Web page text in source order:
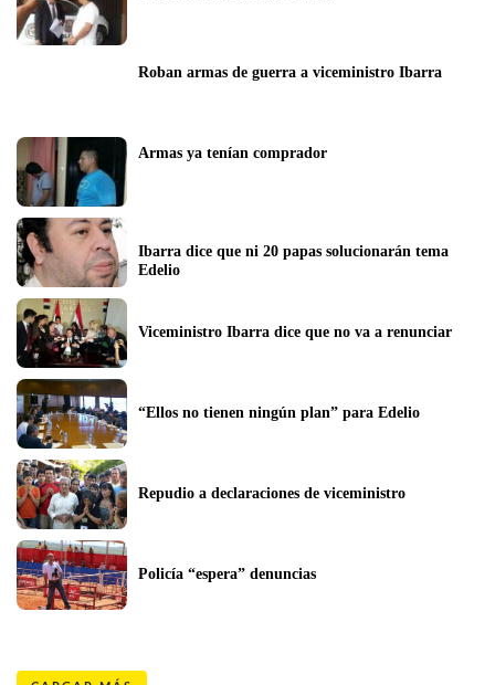
Roban armas de guerra a viceministro Ibarra
Armas ya tenían comprador
Ibarra dice que ni 20 papas solucionarán tema
Edelio
Viceministro Ibarra dice que no va a renunciar
“Ellos no tienen ningún plan” para Edelio
Repudio a declaraciones de viceministro
Policía “espera” denuncias